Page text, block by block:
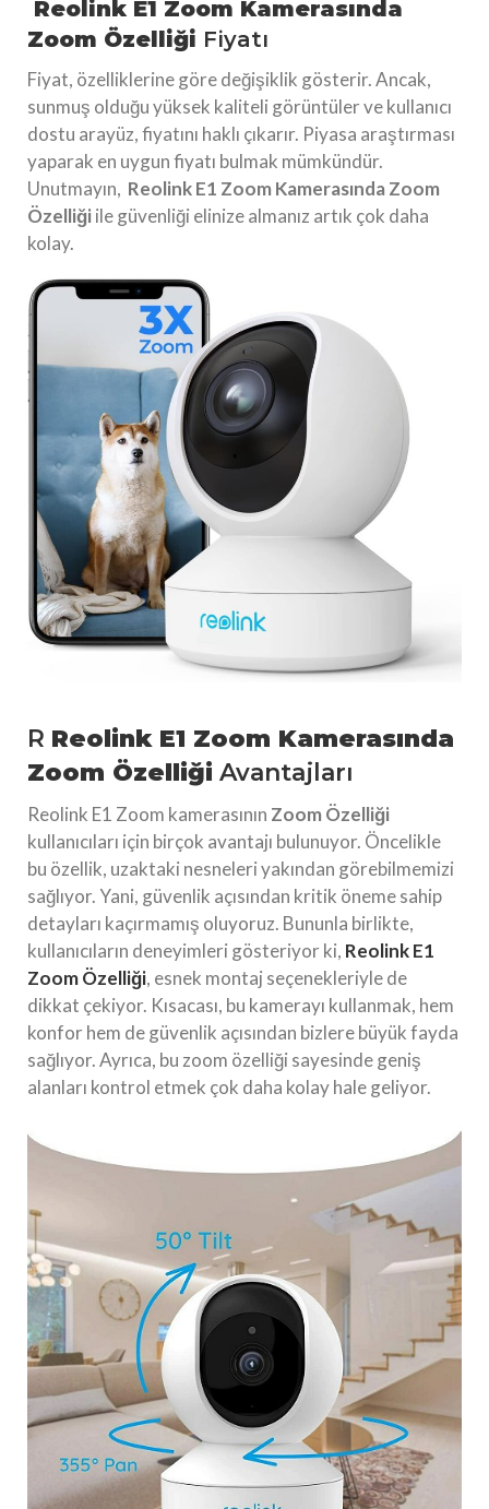
Reolink E1 Zoom Kamerasında
Zoom Özelliği Fiyatı
Fiyat, özelliklerine göre değişiklik gösterir. Ancak,
sunmuş olduğu yüksek kaliteli görüntüler ve kullanıcı
dostu arayüz, fiyatını haklı çıkarır. Piyasa araştırması
yaparak en uygun fiyatı bulmak mümkündür.
Unutmayın, Reolink E1 Zoom Kamerasında Zoom
Özelliğiile güvenliği elinize almanız artık çok daha
kolay.
R Reolink E1 Zoom Kamerasında
Zoom Özelliği Avantajları
Reolink E1 Zoom kamerasının Zoom Özelliği
kullanıcıları için birçok avantajı bulunuyor. Öncelikle
bu özellik, uzaktaki nesneleri yakından görebilmemizi
sağlıyor. Yani, güvenlik açısından kritik öneme sahip
detayları kaçırmamış oluyoruz. Bununla birlikte,
kullanıcıların deneyimleri gösteriyor ki, Reolink E1
Zoom Özelliği, esnek montaj seçenekleriyle de
dikkat çekiyor. Kısacası, bu kamerayı kullanmak, hem
konfor hem de güvenlik açısından bizlere büyük fayda
sağlıyor. Ayrıca, bu zoom özelliği sayesinde geniş
alanları kontrol etmek çok daha kolay hale geliyor.